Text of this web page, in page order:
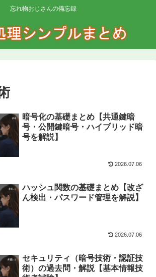
忘れ物おじさんの備忘録
暗号化の基礎まとめ【共通鍵暗
号・公開鍵暗号・ハイブリッド暗
号を解説】
2026.07.06
ハッシュ関数の基礎まとめ【改ざ
ん検出・パスワード管理を解説】
2026.07.06
セキュリティ（暗号技術・認証技
術）の過去問・解説【基本情報技